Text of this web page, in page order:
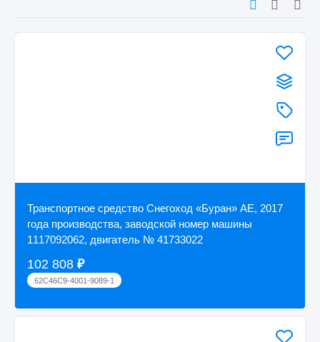
Транспортное средство Снегоход «Буран» АЕ, 2017
года производства, заводской номер машины
1117092062, двигатель № 41733022
102 808 ₽
62C46C9-4001-9089-1